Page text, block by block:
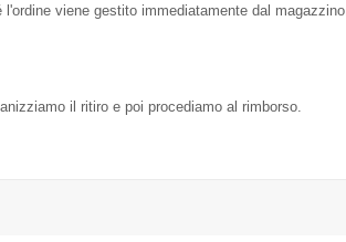
viene gestito immediatamente dal magazzino.
il ritiro e poi procediamo al rimborso.